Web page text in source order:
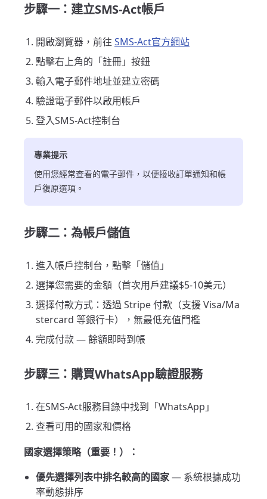
步驟一：建立SMS-Act帳戶
開啟瀏覽器，前往 SMS-Act官方網站
點擊右上角的「註冊」按鈕
輸入電子郵件地址並建立密碼
驗證電子郵件以啟用帳戶
登入SMS-Act控制台
專業提示
使用您經常查看的電子郵件，以便接收訂單通知和帳
戶復原選項。
步驟二：為帳戶儲值
進入帳戶控制台，點擊「儲值」
選擇您需要的金額（首次用戶建議$5-10美元）
選擇付款方式：透過 Stripe 付款（支援 Visa/Ma
stercard 等銀行卡），無最低充值門檻
完成付款 — 餘額即時到帳
步驟三：購買WhatsApp驗證服務
在SMS-Act服務目錄中找到「WhatsApp」
查看可用的國家和價格
國家選擇策略（重要！）：
優先選擇列表中排名較高的國家— 系統根據成功
率動態排序